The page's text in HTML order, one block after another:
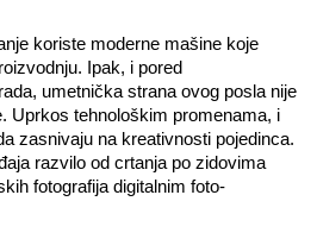
koriste moderne mašine koje
Ipak, i pored
umetnička strana ovog posla nije
Uprkos tehnološkim promenama, i
zasnivaju na kreativnosti pojedinca.
razvilo od crtanja po zidovima
fotografija digitalnim foto-